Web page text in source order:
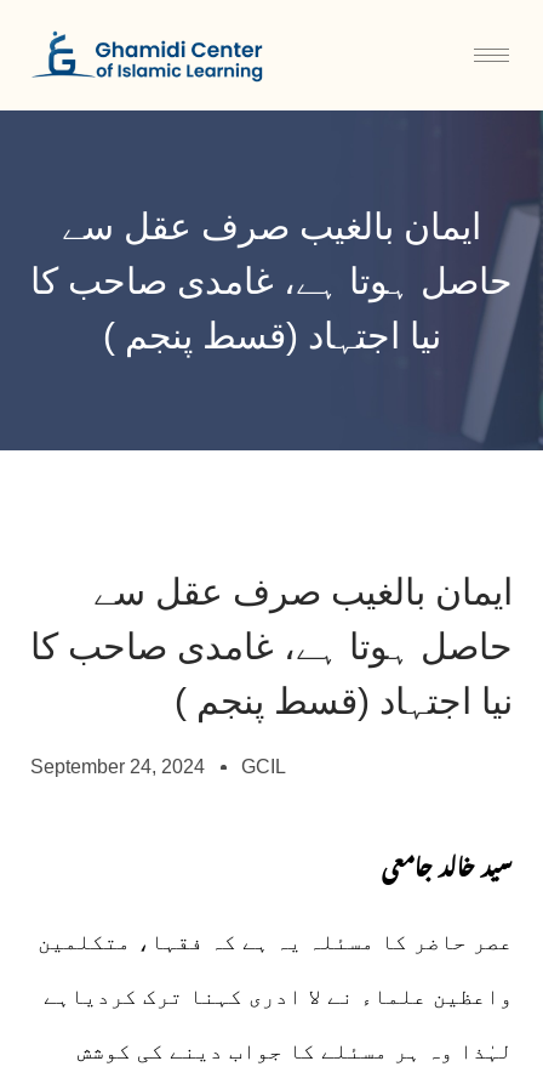
ایمان بالغیب صرف عقل سے
حاصل ہوتا ہے، غامدی صاحب کا
نیا اجتہاد (قسط پنجم )
ایمان بالغیب صرف عقل سے
حاصل ہوتا ہے، غامدی صاحب کا
نیا اجتہاد (قسط پنجم )
September 24, 2024 GCIL
سید خالد جامعی
عصر حاضر کا مسئلہ یہ ہے کہ فقہا، متکلمین
واعظین علماء نے لا ادری کہنا ترک کردیاہے
لہٰذا وہ ہر مسئلے کا جواب دینے کی کوشش